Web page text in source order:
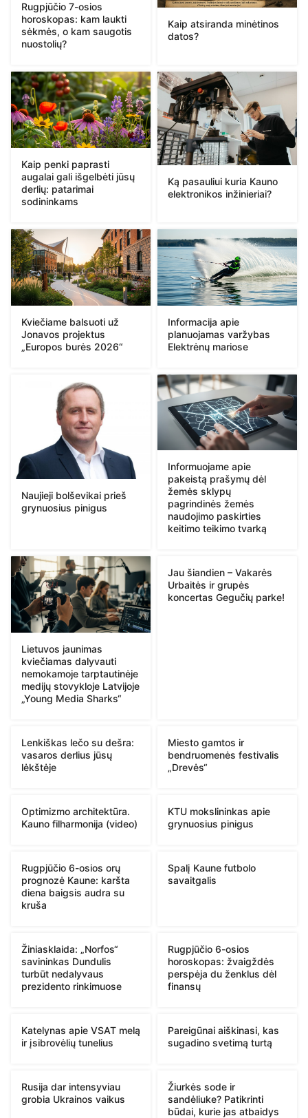
Rugpjūčio 7-osios
horoskopas: kam laukti
sėkmės, o kam saugotis
nuostolių?
Kaip atsiranda minėtinos
datos?
Kaip penki paprasti
augalai gali išgelbėti jūsų
derlių: patarimai
sodininkams
Ką pasauliui kuria Kauno
elektronikos inžinieriai?
Kviečiame balsuoti už
Jonavos projektus
„Europos burės 2026“
Informacija apie
planuojamas varžybas
Elektrėnų mariose
Naujieji bolševikai prieš
grynuosius pinigus
Informuojame apie
pakeistą prašymų dėl
žemės sklypų
pagrindinės žemės
naudojimo paskirties
keitimo teikimo tvarką
Lietuvos jaunimas
kviečiamas dalyvauti
nemokamoje tarptautinėje
medijų stovykloje Latvijoje
„Young Media Sharks“
Jau šiandien – Vakarės
Urbaitės ir grupės
koncertas Gegučių parke!
Lenkiškas lečo su dešra:
vasaros derlius jūsų
lėkštėje
Miesto gamtos ir
bendruomenės festivalis
„Drevės“
Optimizmo architektūra.
Kauno filharmonija (video)
KTU mokslininkas apie
grynuosius pinigus
Rugpjūčio 6-osios orų
prognozė Kaune: karšta
diena baigsis audra su
kruša
Spalį Kaune futbolo
savaitgalis
Žiniasklaida: „Norfos“
savininkas Dundulis
turbūt nedalyvaus
prezidento rinkimuose
Rugpjūčio 6-osios
horoskopas: žvaigždės
perspėja du ženklus dėl
finansų
Katelynas apie VSAT melą
ir įsibrovėlių tunelius
Pareigūnai aiškinasi, kas
sugadino svetimą turtą
Rusija dar intensyviau
grobia Ukrainos vaikus
Žiurkės sode ir
sandėliuke? Patikrinti
būdai, kurie jas atbaidys